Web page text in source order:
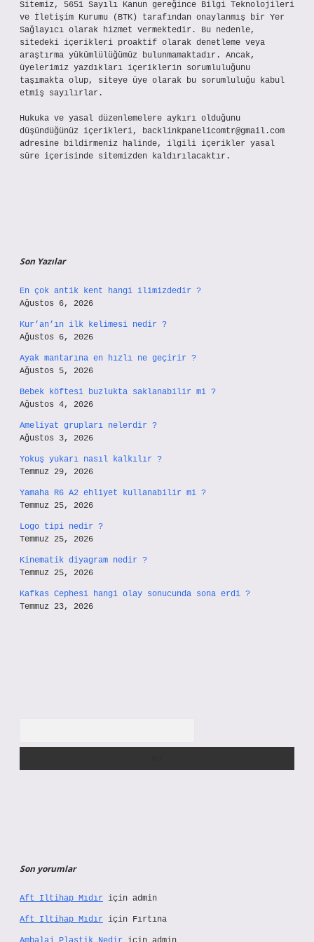
Sitemiz, 5651 Sayılı Kanun gereğince Bilgi Teknolojileri
ve İletişim Kurumu (BTK) tarafından onaylanmış bir Yer
Sağlayıcı olarak hizmet vermektedir. Bu nedenle,
sitedeki içerikleri proaktif olarak denetleme veya
araştırma yükümlülüğümüz bulunmamaktadır. Ancak,
üyelerimiz yazdıkları içeriklerin sorumluluğunu
taşımakta olup, siteye üye olarak bu sorumluluğu kabul
etmiş sayılırlar.
Hukuka ve yasal düzenlemelere aykırı olduğunu
düşündüğünüz içerikleri, backlinkpanelicomtr@gmail.com
adresine bildirmeniz halinde, ilgili içerikler yasal
süre içerisinde sitemizden kaldırılacaktır.
Son Yazılar
En çok antik kent hangi ilimizdedir ?
Ağustos 6, 2026
Kur’an’ın ilk kelimesi nedir ?
Ağustos 6, 2026
Ayak mantarına en hızlı ne geçirir ?
Ağustos 5, 2026
Bebek köftesi buzlukta saklanabilir mi ?
Ağustos 4, 2026
Ameliyat grupları nelerdir ?
Ağustos 3, 2026
Yokuş yukarı nasıl kalkılır ?
Temmuz 29, 2026
Yamaha R6 A2 ehliyet kullanabilir mi ?
Temmuz 25, 2026
Logo tipi nedir ?
Temmuz 25, 2026
Kinematik diyagram nedir ?
Temmuz 25, 2026
Kafkas Cephesi hangi olay sonucunda sona erdi ?
Temmuz 23, 2026
Son yorumlar
Aft Iltihap Mıdır için admin
Aft Iltihap Mıdır için Fırtına